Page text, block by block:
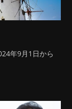
年9月1日から